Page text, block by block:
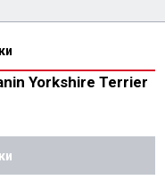
Yorkshire Terrier